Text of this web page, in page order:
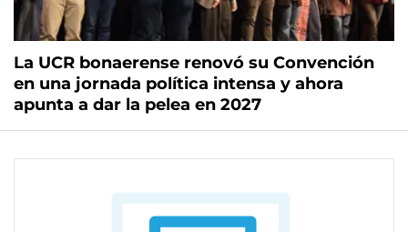
La UCR bonaerense renovó su Convención
en una jornada política intensa y ahora
apunta a dar la pelea en 2027